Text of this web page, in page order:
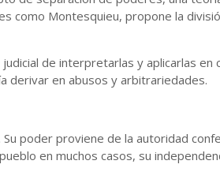
como Montesquieu, propone la
de interpretarlas y aplicarlas en
derivar en abusos y arbitrariedades.
poder proviene de la autoridad
en muchos casos, su